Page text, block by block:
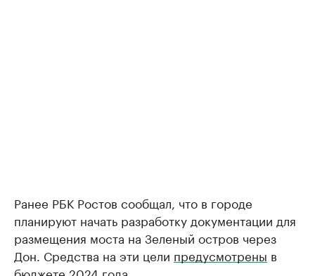
Ранее РБК Ростов сообщал, что в городе
планируют начать разработку документации для
размещения моста на Зеленый остров через
Дон. Средства на эти цели предусмотрены в